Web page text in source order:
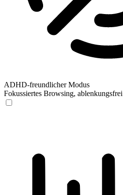
ADHD-freundlicher Modus
Fokussiertes Browsing, ablenkungsfrei